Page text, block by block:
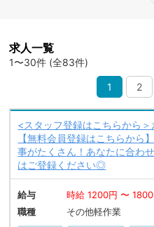
求人一覧
1〜30件 (全83件)
1 2
<スタッフ登録はこちらから＞
【無料会員登録はこちらから
事がたくさん！あなたに合わ
はご登録ください◎
給与
時給 1200円 〜
職種
その他軽作業